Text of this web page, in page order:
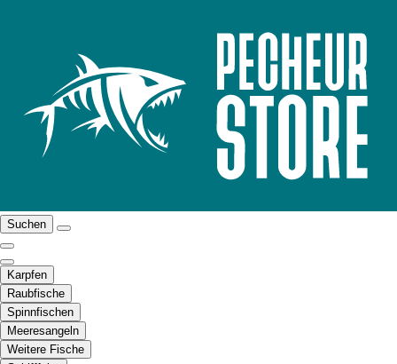
Suchen
Karpfen
Raubfische
Spinnfischen
Meeresangeln
Weitere Fische